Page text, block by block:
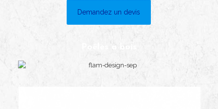
Demandez un devis
Poêles à bois